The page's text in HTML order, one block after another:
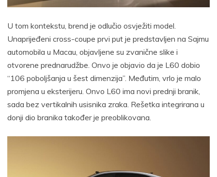
U tom kontekstu, brend je odlučio osvježiti model.
Unaprijeđeni cross-coupe prvi put je predstavljen na Sajmu
automobila u Macau, objavljene su zvanične slike i
otvorene prednarudžbe. Onvo je objavio da je L60 dobio
“106 poboljšanja u šest dimenzija”. Međutim, vrlo je malo
promjena u eksterijeru. Onvo L60 ima novi prednji branik,
sada bez vertikalnih usisnika zraka. Rešetka integrirana u
donji dio branika također je preoblikovana.